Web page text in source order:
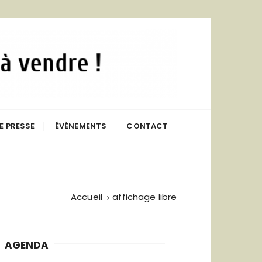
Publicitaire
PRESSE ÉVÈNEMENTS CONTACT
Accueil affichage libre
AGENDA